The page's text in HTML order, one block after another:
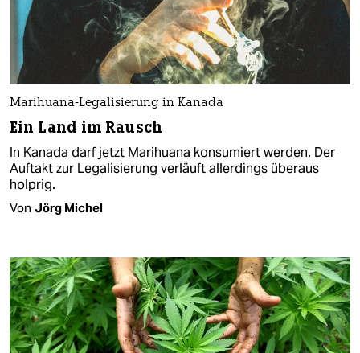
Marihuana-Legalisierung in Kanada
Ein Land im Rausch
In Kanada darf jetzt Marihuana konsumiert werden. Der
Auftakt zur Legalisierung verläuft allerdings überaus
holprig.
Von Jörg Michel